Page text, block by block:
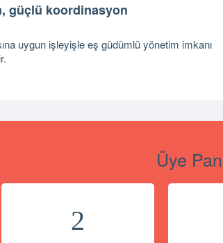
güçlü koordinasyon
uygun işleyişle eş güdümlü yönetim imkanı
Üye
2